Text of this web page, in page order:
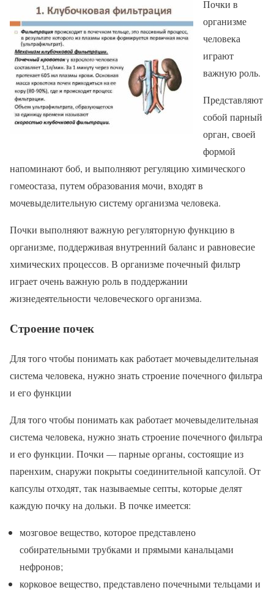
Почки в
организме
человека
играют
важную роль.
Представляют
собой парный
орган, своей
формой
напоминают боб, и выполняют регуляцию химического
гомеостаза, путем образования мочи, входят в
мочевыделительную систему организма человека.
Почки выполняют важную регуляторную функцию в
организме, поддерживая внутренний баланс и равновесие
химических процессов. В организме почечный фильтр
играет очень важную роль в поддержании
жизнедеятельности человеческого организма.
Строение почек
Для того чтобы понимать как работает мочевыделительная
система человека, нужно знать строение почечного фильтра
и его функции
Для того чтобы понимать как работает мочевыделительная
система человека, нужно знать строение почечного фильтра
и его функции. Почки — парные органы, состоящие из
паренхим, снаружи покрыты соединительной капсулой. От
капсулы отходят, так называемые септы, которые делят
каждую почку на дольки. В почке имеется:
мозговое вещество, которое представлено
собирательными трубками и прямыми канальцами
нефронов;
корковое вещество, представлено почечными тельцами и